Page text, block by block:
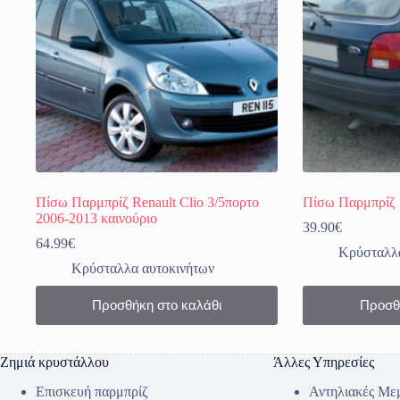
στη
σελίδα
του
προϊόντος
Πίσω Παρμπρίζ Renault Clio 3/5πορτο
2006-2013 καινούριο
64.99€
Κρύσταλλα αυτοκινήτων
Προσθήκη στο καλάθι
Πίσω Παρμπρίζ
39.90€
Ζημιά κρυστάλλου
Επισκευή παρμπρίζ
Άλλες Υπηρεσίες
Αντηλιακές